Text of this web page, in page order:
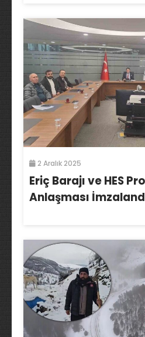
2 Aralık 2025
Eriç Barajı ve HES
Anlaşması